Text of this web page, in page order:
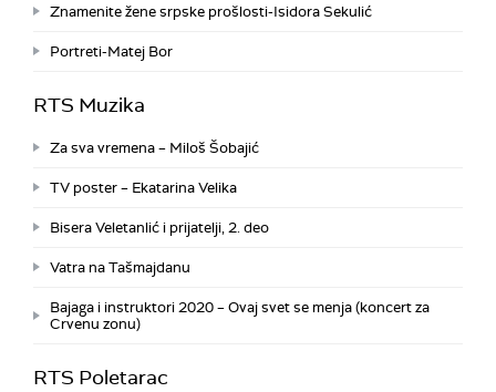
Znamenite žene srpske prošlosti-Isidora Sekulić
Portreti-Matej Bor
RTS Muzika
Za sva vremena – Miloš Šobajić
TV poster – Ekatarina Velika
Bisera Veletanlić i prijatelji, 2. deo
Vatra na Tašmajdanu
Bajaga i instruktori 2020 – Ovaj svet se menja (koncert za
Crvenu zonu)
RTS Poletarac